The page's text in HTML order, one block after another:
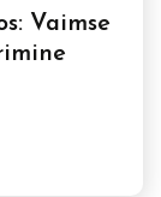
Vaimse